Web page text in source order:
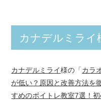
カナデルミライ
カナデルミライ様の「カラ
が低い？原因と改善方法を
すめのボイトレ教室7選！